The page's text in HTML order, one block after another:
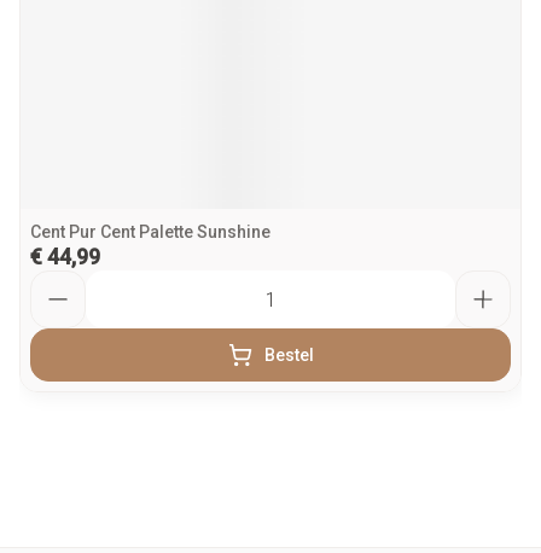
Cent Pur Cent Palette Sunshine
€ 44,99
Bestel